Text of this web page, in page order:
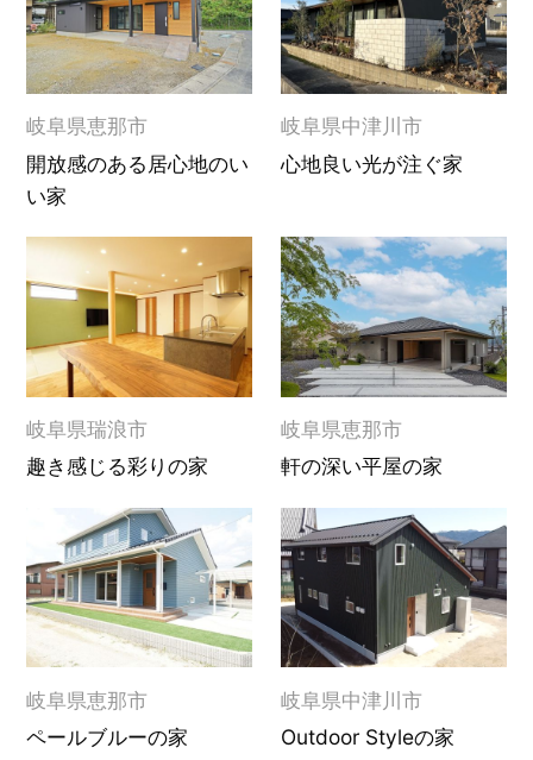
岐阜県恵那市
開放感のある居心地のい
い家
岐阜県中津川市
心地良い光が注ぐ家
岐阜県瑞浪市
趣き感じる彩りの家
岐阜県恵那市
軒の深い平屋の家
岐阜県恵那市
ペールブルーの家
岐阜県中津川市
Outdoor Styleの家